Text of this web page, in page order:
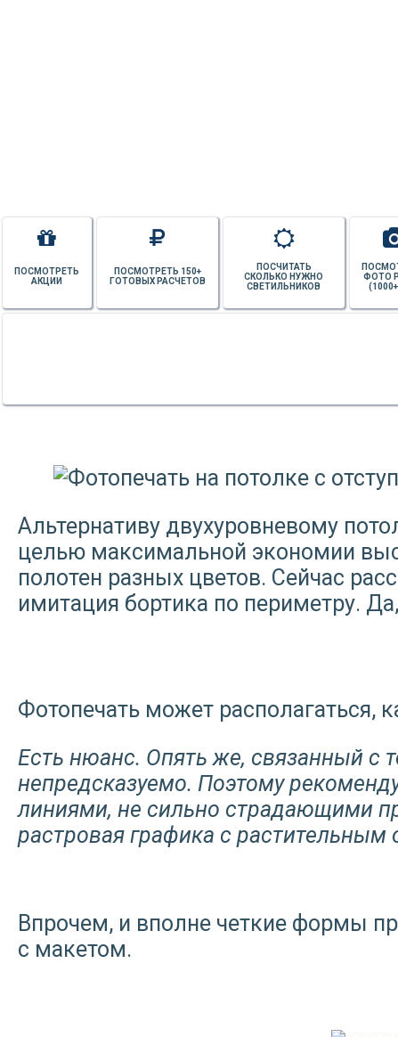
ФОТО
ПОСЧИТАТЬ
СКОЛЬКО НУЖНО
СВЕТИЛЬНИКОВ
ПОСМОТРЕТЬ 150+
ГОТОВЫХ РАСЧЕТОВ
ПОСМОТРЕТЬ
АКЦИИ
Альтернативу двухуровневому
целью максимальной экономии
полотен разных цветов. Сейчас
имитация бортика по периметру.
Фотопечать может располагаться,
Есть нюанс. Опять же, связанный с
непредсказуемо. Поэтому
линиями, не сильно страдающими
растровая графика с растительным
Впрочем, и вполне четкие формы
с макетом.